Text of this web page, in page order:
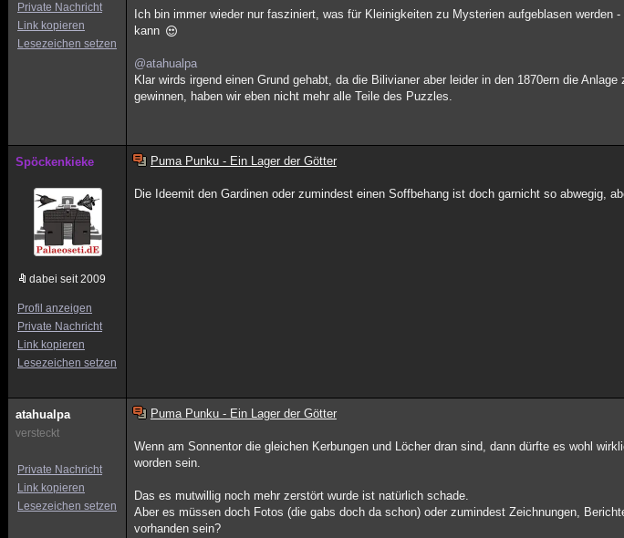
Private Nachricht
Link kopieren
Lesezeichen setzen
Ich bin immer wieder nur fasziniert, was für Kleinigkeiten zu Mysterien aufgeblasen
kann
@atahualpa
Klar wirds irgend einen Grund gehabt, da die Bilivianer aber leider in den 1870ern die
gewinnen, haben wir eben nicht mehr alle Teile des Puzzles.
Spöckenkieke
dabei seit 2009
Profil anzeigen
Private Nachricht
Link kopieren
Lesezeichen setzen
Puma Punku - Ein Lager der Götter
Die Ideemit den Gardinen oder zumindest einen Soffbehang ist doch garnicht so abwegig,
atahualpa
versteckt
Private Nachricht
Link kopieren
Lesezeichen setzen
Puma Punku - Ein Lager der Götter
Wenn am Sonnentor die gleichen Kerbungen und Löcher dran sind, dann dürfte es wohl
worden sein.
Das es mutwillig noch mehr zerstört wurde ist natürlich schade.
Aber es müssen doch Fotos (die gabs doch da schon) oder zumindest Zeichnungen,
vorhanden sein?